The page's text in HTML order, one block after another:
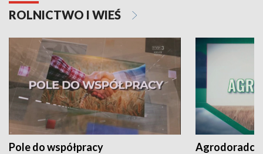
ROLNICTWO I WIEŚ
Pole do współpracy Agrodoradcy